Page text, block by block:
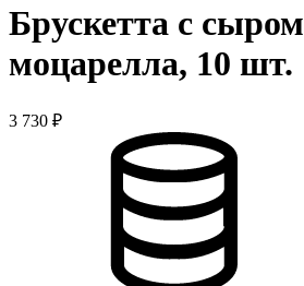
Брускетта с сыром
моцарелла, 10 шт.
3 730 ₽